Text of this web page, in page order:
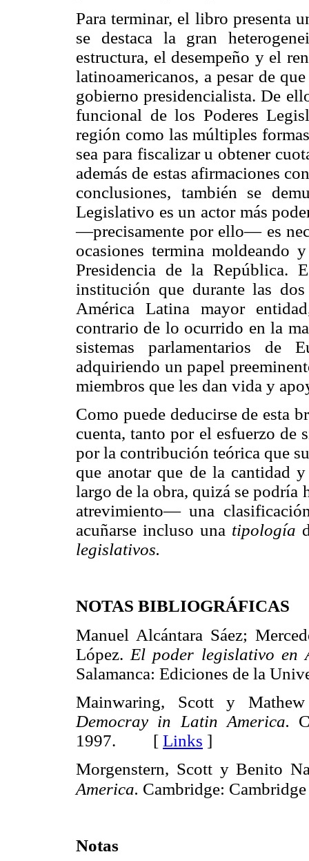
Para terminar, el libro presenta
se destaca la gran
estructura, el desempeño y el
latinoamericanos, a pesar de
gobierno presidencialista. De
funcional de los Poderes
región como las múltiples
sea para fiscalizar u obtener
además de estas afirmaciones
conclusiones, también se
Legislativo es un actor más
—precisamente por ello— es
ocasiones termina moldeando
Presidencia de la República.
institución que durante las
América Latina mayor
contrario de lo ocurrido en la
sistemas parlamentarios de
adquiriendo un papel
miembros que les dan vida y
Como puede deducirse de esta
cuenta, tanto por el esfuerzo de
por la contribución teórica que
que anotar que de la cantidad
largo de la obra, quizá se
atrevimiento— una
acuñarse incluso una tipología
legislativos.
NOTAS BIBLIOGRÁFICAS
Manuel Alcántara Sáez;
López. El poder legislativo en
Salamanca: Ediciones de la
Mainwaring, Scott y
Democray in Latin America.
1997. [ Links ]
Morgenstern, Scott y Benito
America. Cambridge:
Notas